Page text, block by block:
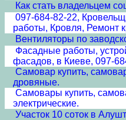
Как стать владельцем
097-684-82-22,
работы, Кровля, Ремонт
Вентиляторы по
Фасадные работы,
фасадов, в Киеве, 097-
Самовар купить,
дровяные.
Самовары купить,
электрические.
Участок 10 соток в